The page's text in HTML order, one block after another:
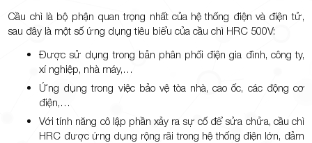
Cầu chì là bộ phận quan trọng nhất của hệ thống điện và điện tử,
sau đây là một số ứng dụng tiêu biểu của cầu chì HRC 500V:
Được sử dụng trong bản phân phối điện gia đình, công ty,
xí nghiệp, nhà máy,…
Ứng dụng trong việc bảo vệ tòa nhà, cao ốc, các động cơ
điện,…
Với tính năng cô lập phần xảy ra sự cố để sửa chửa, cầu chì
HRC được ứng dụng rộng rãi trong hệ thống điện lớn, đảm